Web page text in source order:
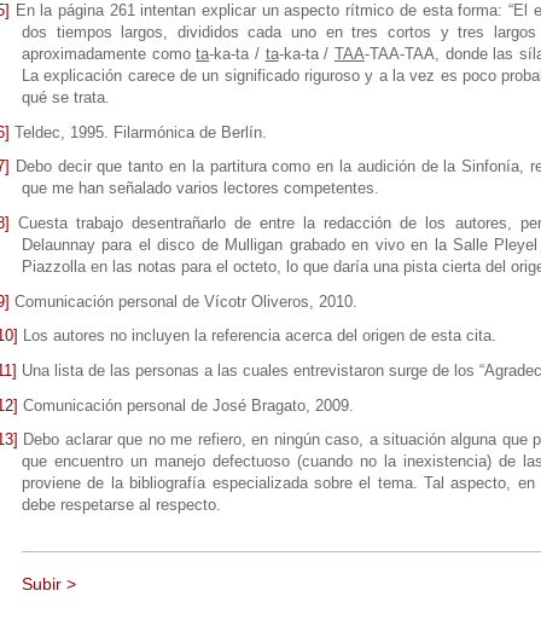
En la página 261 intentan explicar un aspecto rítmico de esta forma: “El
dos tiempos largos, divididos cada uno en tres cortos y tres
aproximadamente comota-ka-ta / ta-ka-ta / TAA-TAA-TAA, donde las
La explicación carece de un significado riguroso y a la vez es poco
qué se trata.
Teldec, 1995. Filarmónica de Berlín.
Debo decir que tanto en la partitura como en la audición de la Sinfonía,
que me han señalado varios lectores competentes.
Cuesta trabajo desentrañarlo de entre la redacción de los autores,
Delaunnay para el disco de Mulligan grabado en vivo en la Salle
Piazzolla en las notas para el octeto, lo que daría una pista cierta del
Comunicación personal de Vícotr Oliveros, 2010.
Los autores no incluyen la referencia acerca del origen de esta cita.
Una lista de las personas a las cuales entrevistaron surge de los
Comunicación personal de José Bragato, 2009.
Debo aclarar que no me refiero, en ningún caso, a situación alguna
que encuentro un manejo defectuoso (cuando no la inexistencia) de
proviene de la bibliografía especializada sobre el tema. Tal aspecto,
debe respetarse al respecto.
Subir >